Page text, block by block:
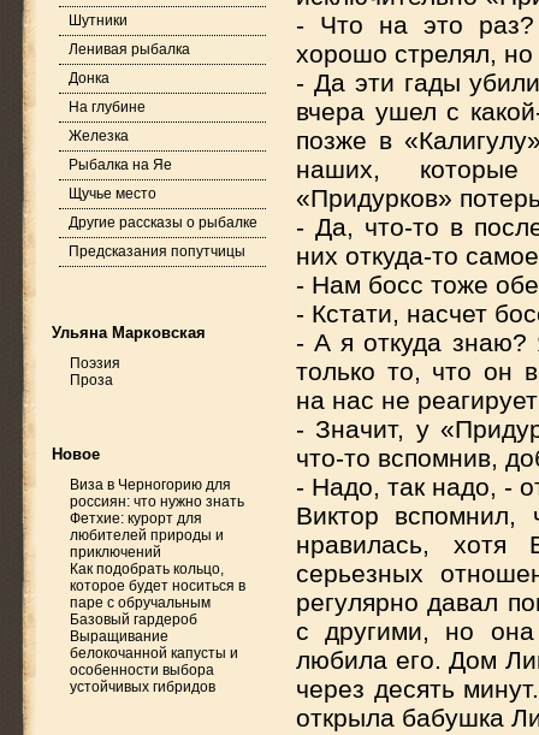
Шутники
Ленивая рыбалка
Донка
На глубине
Железка
Рыбалка на Яе
Щучье место
Другие рассказы о рыбалке
Предсказания попутчицы
Ульяна Марковская
Поэзия
Проза
Новое
Виза в Черногорию для
россиян: что нужно знать
Фетхие: курорт для
любителей природы и
приключений
Как подобрать кольцо,
которое будет носиться в
паре с обручальным
Базовый гардероб
Выращивание
белокочанной капусты и
особенности выбора
устойчивых гибридов
- Что на это раз?
хорошо стрелял,
- Да эти гады
вчера ушел с
позже в
наших, которые
«Придурков»
- Да, что-то в
них откуда-то
- Нам босс тоже
- Кстати, насчет
- А я откуда
только то, что он
на нас не
- Значит, у
что-то вспомнив,
- Надо, так надо, -
Виктор
нравилась,
серьезных
регулярно давал
с другими, но
любила его. Дом
через десять
открыла бабушка